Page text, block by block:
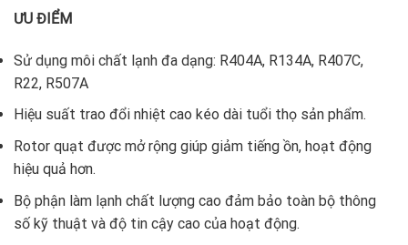
ƯU ĐIỂM
Sử dụng môi chất lạnh đa dạng: R404A, R134A, R407C,
R22, R507A
Hiệu suất trao đổi nhiệt cao kéo dài tuổi thọ sản phẩm.
Rotor quạt được mở rộng giúp giảm tiếng ồn, hoạt động
hiệu quả hơn.
Bộ phận làm lạnh chất lượng cao đảm bảo toàn bộ thông
số kỹ thuật và độ tin cậy cao của hoạt động.